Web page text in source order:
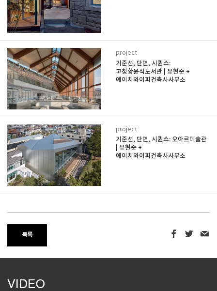
project
기준선, 단면, 시퀀스:
고창황윤석도서관 | 유현준 +
에이치와이피건축사사무소
project
기준선, 단면, 시퀀스: 오아르미술관
| 유현준 +
에이치와이피건축사사무소
목록
VIDEO